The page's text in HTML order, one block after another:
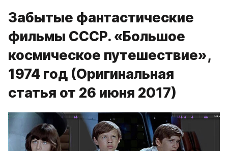
Забытые фантастические
фильмы СССР. «Большое
космическое путешествие»,
1974 год (Оригинальная
статья от 26 июня 2017)